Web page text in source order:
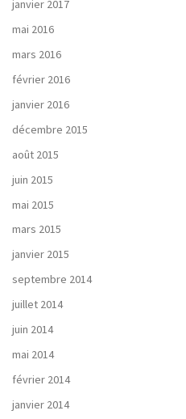
janvier 2017
mai 2016
mars 2016
février 2016
janvier 2016
décembre 2015
août 2015
juin 2015
mai 2015
mars 2015
janvier 2015
septembre 2014
juillet 2014
juin 2014
mai 2014
février 2014
janvier 2014